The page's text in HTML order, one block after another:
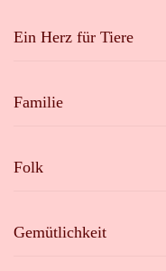
Ein Herz für Tiere
Familie
Folk
Gemütlichkeit